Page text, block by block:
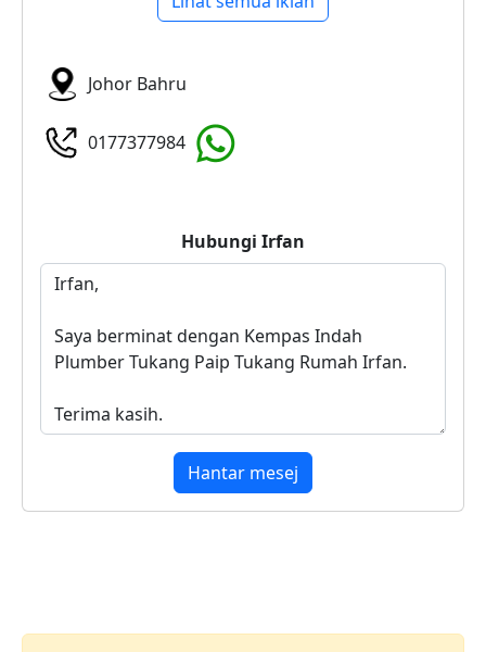
Johor Bahru
0177377984
Hubungi Irfan
Hantar mesej